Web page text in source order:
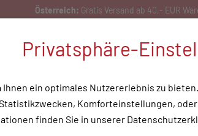
Medizinische Hilfsmittel Tipps &
Privatsphäre-
ein optimales Nutzererlebnis zu
Komforteinstellungen,
finden Sie in unserer